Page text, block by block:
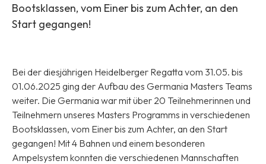
Bootsklassen, vom Einer bis zum Achter, an den
Start gegangen!
Bei der diesjährigen Heidelberger Regatta vom 31.05. bis
01.06.2025 ging der Aufbau des Germania Masters Teams
weiter. Die Germania war mit über 20 Teilnehmerinnen und
Teilnehmern unseres Masters Programms in verschiedenen
Bootsklassen, vom Einer bis zum Achter, an den Start
gegangen! Mit 4 Bahnen und einem besonderen
Ampelsystem konnten die verschiedenen Mannschaften